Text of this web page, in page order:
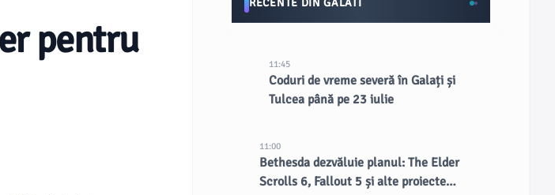
pentru
RECENTE DIN GALATI
11:45
Coduri de vreme severă în Galați și
Tulcea până pe 23 iulie
11:00
Bethesda dezvăluie planul: The Elder
Scrolls 6, Fallout 5 și alte proiecte